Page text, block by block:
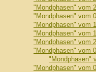
"Mondphasen" vom
"Mondphasen" vom
"Mondphasen" vom
"Mondphasen" vom
"Mondphasen" vom
"Mondphasen" vom
"Mondphasen"
"Mondphasen" vom